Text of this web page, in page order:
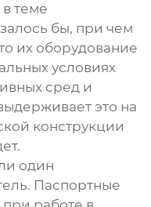
теме
бы, при чем
их оборудование
условиях
сред и
это на
конструкции
один
Паспортные